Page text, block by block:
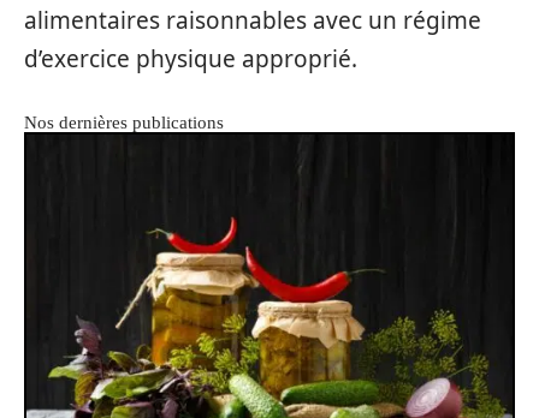
alimentaires raisonnables avec un régime
d’exercice physique approprié.
Nos dernières publications